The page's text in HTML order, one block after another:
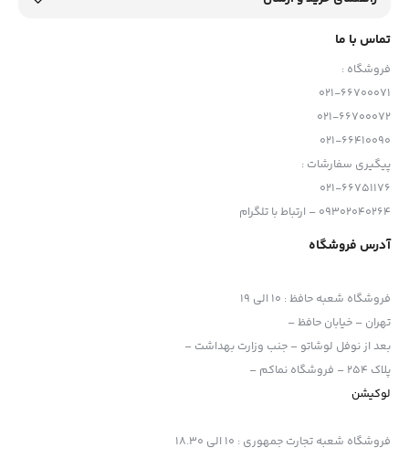
تماس با ما
فروشگاه :
021-66700071
021-66700072
021-66410090
پیگیری سفارشات :
021-66751176
09302040264 – ارتباط با تلگرام
آدرس فروشگاه
فروشگاه شعبه حافظ: 10 الی 19
تهران – خیابان حافظ –
بعد از نوفل لوشاتو – جنب وزارت بهداشت –
پلاک 254 – فروشگاه نماکم –
لوکیشن
فروشگاه شعبه تجارت جمهوری : 10 الی 18.30